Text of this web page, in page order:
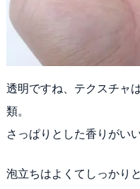
透明ですね、テクスチャ
類。
さっぱりとした香りがい
泡立ちはよくてしっかり